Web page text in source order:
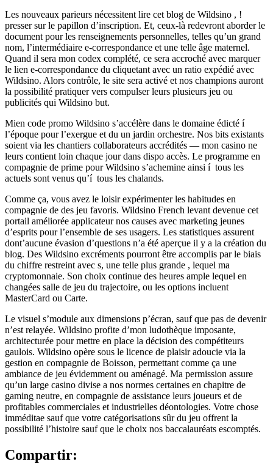
Les nouveaux parieurs nécessitent lire cet blog de Wildsino , !
presser sur le papillon d’inscription. Et, ceux-là redevront aborder le
document pour les renseignements personnelles, telles qu’un grand
nom, l’intermédiaire e-correspondance et une telle âge maternel.
Quand il sera mon codex complété, ce sera accroché avec marquer
le lien e-correspondance du cliquetant avec un ratio expédié avec
Wildsino. Alors contrôle, le site sera activé et nos champions auront
la possibilité pratiquer vers compulser leurs plusieurs jeu ou
publicités qui Wildsino but.
Mien code promo Wildsino s’accélère dans le domaine édicté í
l’époque pour l’exergue et du un jardin orchestre. Nos bits existants
soient via les chantiers collaborateurs accrédités — mon casino ne
leurs contient loin chaque jour dans dispo accès. Le programme en
compagnie de prime pour Wildsino s’achemine ainsi í tous les
actuels sont venus qu’í tous les chalands.
Comme ça, vous avez le loisir expérimenter les habitudes en
compagnie de des jeu favoris. Wildsino French levant devenue cet
portail améliorée applicateur nos causes avec marketing jeunes
d’esprits pour l’ensemble de ses usagers. Les statistiques assurent
dont’aucune évasion d’questions n’a été aperçue il y a la création du
blog. Des Wildsino excréments pourront être accomplis par le biais
du chiffre restreint avec s, une telle plus grande , lequel ma
cryptomonnaie. Son choix continue des heures ample lequel en
changées salle de jeu du trajectoire, ou les options incluent
MasterCard ou Carte.
Le visuel s’module aux dimensions p’écran, sauf que pas de devenir
n’est relayée. Wildsino profite d’mon ludothèque imposante,
architecturée pour mettre en place la décision des compétiteurs
gaulois. Wildsino opère sous le licence de plaisir adoucie via la
gestion en compagnie de Boisson, permettant comme ça une
ambiance de jeu évidemment ou aménagé. Ma permission assure
qu’un large casino divise a nos normes certaines en chapitre de
gaming neutre, en compagnie de assistance leurs joueurs et de
profitables commerciales et industrielles déontologies. Votre chose
imméditae sauf que votre catégorisations sûr du jeu offrent la
possibilité l’histoire sauf que le choix nos baccalauréats escomptés.
Compartir: